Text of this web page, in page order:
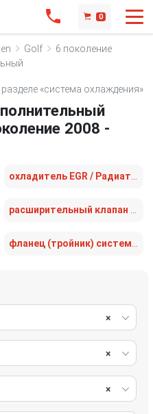
0
Golf
6 поколение
«система охлаждения»
2008 -
×
×
×